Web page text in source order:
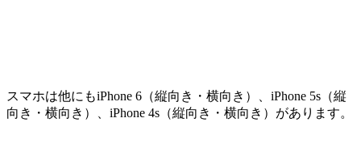
スマホは他にもiPhone 6（縦向き・横向き）、iPhone 5s（縦
向き・横向き）、iPhone 4s（縦向き・横向き）があります。